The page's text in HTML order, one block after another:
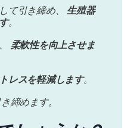
て引き締め、 生殖器
。
柔軟性を向上させま
レスを軽減します。
締めます。